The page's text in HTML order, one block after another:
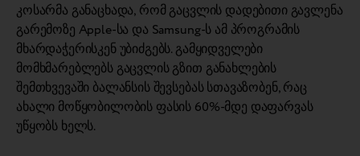
კოსარმა განაცხადა, რომ გაცვლის დადებითი გავლენა
გარემოზე Apple-სა და Samsung-ს ამ პროგრამის
მხარდაჭერისკენ უბიძგებს. გამყიდველები
მომხმარებლებს გაცვლის გზით განახლების
შემთხვევაში ბალანსის შევსებას სთავაზობენ, რაც
ახალი მოწყობილობის ფასის 60%-მდე დაფარვას
უწყობს ხელს.